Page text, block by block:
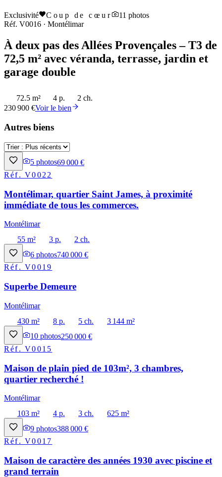
Exclusivité Coup de cœur 11 photos
Réf. V0016 · Montélimar
À deux pas des Allées Provençales – T3 de
72,5 m² avec véranda, terrasse, jardin et
garage double
72.5 m² 4 p.
2 ch.
230 900 €Voir le bien
Autres biens
5 photos69 000 €
Réf.V0022
Montélimar, quartier Saint James, à proximité
immédiate de tous les commerces.
Montélimar
55 m²
3 p.
2 ch.
6 photos740 000 €
Réf.V0019
Superbe Demeure
Montélimar
430 m²
8 p. 5 ch.
3 144 m²
10 photos250 000 €
Réf.V0015
Maison de plain pied de 103m², 3 chambres,
quartier recherché !
Montélimar
103 m²
4 p. 3 ch.
625 m²
9 photos388 000 €
Réf.V0017
Maison de caractère des années 1930 avec piscine et
grand terrain